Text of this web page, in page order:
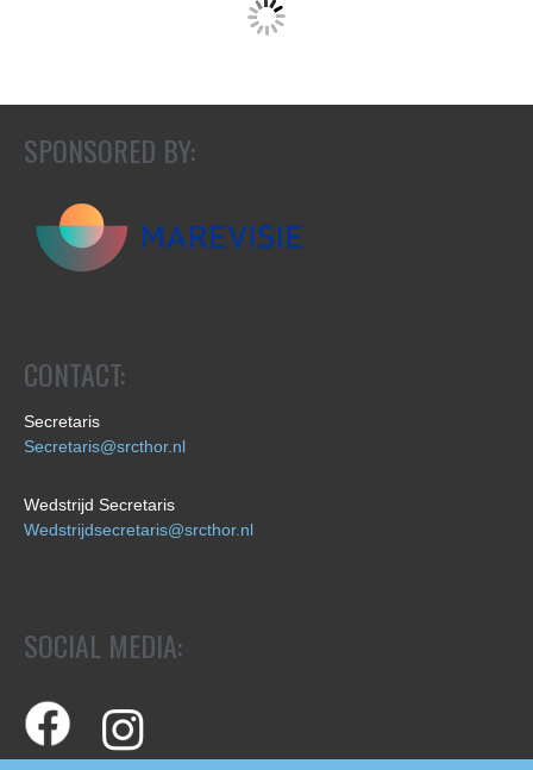
SPONSORED BY:
CONTACT:
Secretaris
Secretaris@srcthor.nl
Wedstrijd Secretaris
Wedstrijdsecretaris@srcthor.nl
SOCIAL MEDIA: